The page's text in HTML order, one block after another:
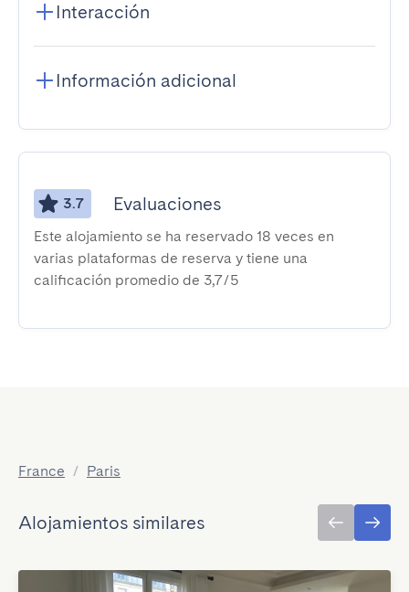
Interacción
Información adicional
3.7 Evaluaciones
Este alojamiento se ha reservado 18 veces en
varias plataformas de reserva y tiene una
calificación promedio de 3,7/5
France / Paris
Alojamientos similares